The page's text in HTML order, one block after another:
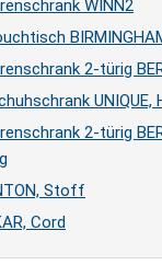
WINN2
2-türig
UNIQUE,
2-türig
Stoff
Cord